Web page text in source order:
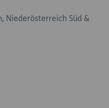
Niederösterreich Süd &